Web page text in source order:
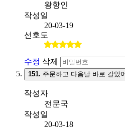
왕항인
작성일
20-03-19
선호도
수정 삭제
151. 주문하고 다음날 바로 갈았
작성자
전문국
작성일
20-03-18